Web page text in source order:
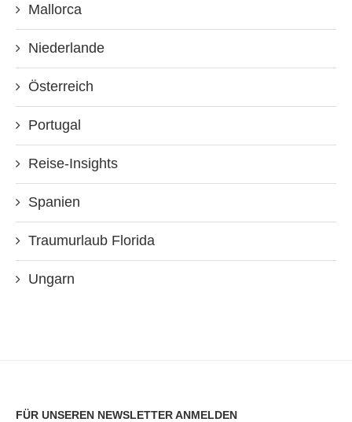
Mallorca
Niederlande
Österreich
Portugal
Reise-Insights
Spanien
Traumurlaub Florida
Ungarn
FÜR UNSEREN NEWSLETTER ANMELDEN